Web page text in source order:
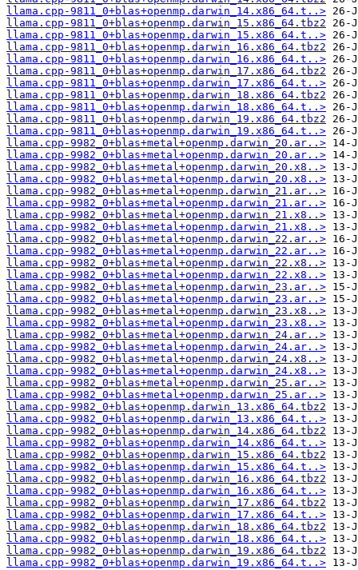
llama.cpp-9811_0+blas+openmp.darwin_14.x86_64.t..>
llama.cpp-9811_0+blas+openmp.darwin_15.x86_64.tbz2
llama.cpp-9811_0+blas+openmp.darwin_15.x86_64.t..>
llama.cpp-9811_0+blas+openmp.darwin_16.x86_64.tbz2
llama.cpp-9811_0+blas+openmp.darwin_16.x86_64.t..>
llama.cpp-9811_0+blas+openmp.darwin_17.x86_64.tbz2
llama.cpp-9811_0+blas+openmp.darwin_17.x86_64.t..>
llama.cpp-9811_0+blas+openmp.darwin_18.x86_64.tbz2
llama.cpp-9811_0+blas+openmp.darwin_18.x86_64.t..>
llama.cpp-9811_0+blas+openmp.darwin_19.x86_64.tbz2
llama.cpp-9811_0+blas+openmp.darwin_19.x86_64.t..>
llama.cpp-9982_0+blas+metal+openmp.darwin_20.ar..>
llama.cpp-9982_0+blas+metal+openmp.darwin_20.ar..>
llama.cpp-9982_0+blas+metal+openmp.darwin_20.x8..>
llama.cpp-9982_0+blas+metal+openmp.darwin_20.x8..>
llama.cpp-9982_0+blas+metal+openmp.darwin_21.ar..>
llama.cpp-9982_0+blas+metal+openmp.darwin_21.ar..>
llama.cpp-9982_0+blas+metal+openmp.darwin_21.x8..>
llama.cpp-9982_0+blas+metal+openmp.darwin_21.x8..>
llama.cpp-9982_0+blas+metal+openmp.darwin_22.ar..>
llama.cpp-9982_0+blas+metal+openmp.darwin_22.ar..>
llama.cpp-9982_0+blas+metal+openmp.darwin_22.x8..>
llama.cpp-9982_0+blas+metal+openmp.darwin_22.x8..>
llama.cpp-9982_0+blas+metal+openmp.darwin_23.ar..>
llama.cpp-9982_0+blas+metal+openmp.darwin_23.ar..>
llama.cpp-9982_0+blas+metal+openmp.darwin_23.x8..>
llama.cpp-9982_0+blas+metal+openmp.darwin_23.x8..>
llama.cpp-9982_0+blas+metal+openmp.darwin_24.ar..>
llama.cpp-9982_0+blas+metal+openmp.darwin_24.ar..>
llama.cpp-9982_0+blas+metal+openmp.darwin_24.x8..>
llama.cpp-9982_0+blas+metal+openmp.darwin_24.x8..>
llama.cpp-9982_0+blas+metal+openmp.darwin_25.ar..>
llama.cpp-9982_0+blas+metal+openmp.darwin_25.ar..>
llama.cpp-9982_0+blas+openmp.darwin_13.x86_64.tbz2
llama.cpp-9982_0+blas+openmp.darwin_13.x86_64.t..>
llama.cpp-9982_0+blas+openmp.darwin_14.x86_64.tbz2
llama.cpp-9982_0+blas+openmp.darwin_14.x86_64.t..>
llama.cpp-9982_0+blas+openmp.darwin_15.x86_64.tbz2
llama.cpp-9982_0+blas+openmp.darwin_15.x86_64.t..>
llama.cpp-9982_0+blas+openmp.darwin_16.x86_64.tbz2
llama.cpp-9982_0+blas+openmp.darwin_16.x86_64.t..>
llama.cpp-9982_0+blas+openmp.darwin_17.x86_64.tbz2
llama.cpp-9982_0+blas+openmp.darwin_17.x86_64.t..>
llama.cpp-9982_0+blas+openmp.darwin_18.x86_64.tbz2
llama.cpp-9982_0+blas+openmp.darwin_18.x86_64.t..>
llama.cpp-9982_0+blas+openmp.darwin_19.x86_64.tbz2
llama.cpp-9982_0+blas+openmp.darwin_19.x86_64.t..>